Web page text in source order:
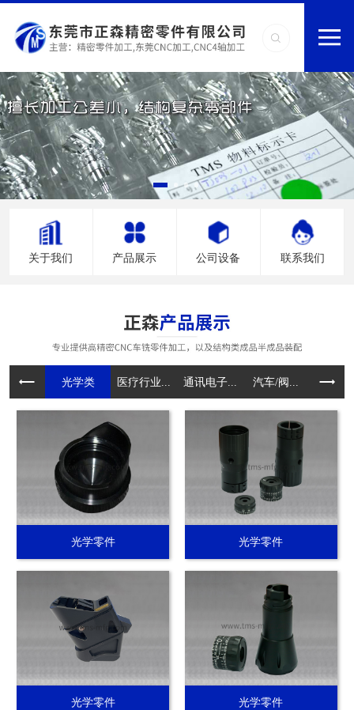
关于我们 产品展示 公司设备 联系我们
光学类 医疗行业... 通讯电子... 汽车/阀... 电动工
光学零件 光学零件
光学零件 光学零件